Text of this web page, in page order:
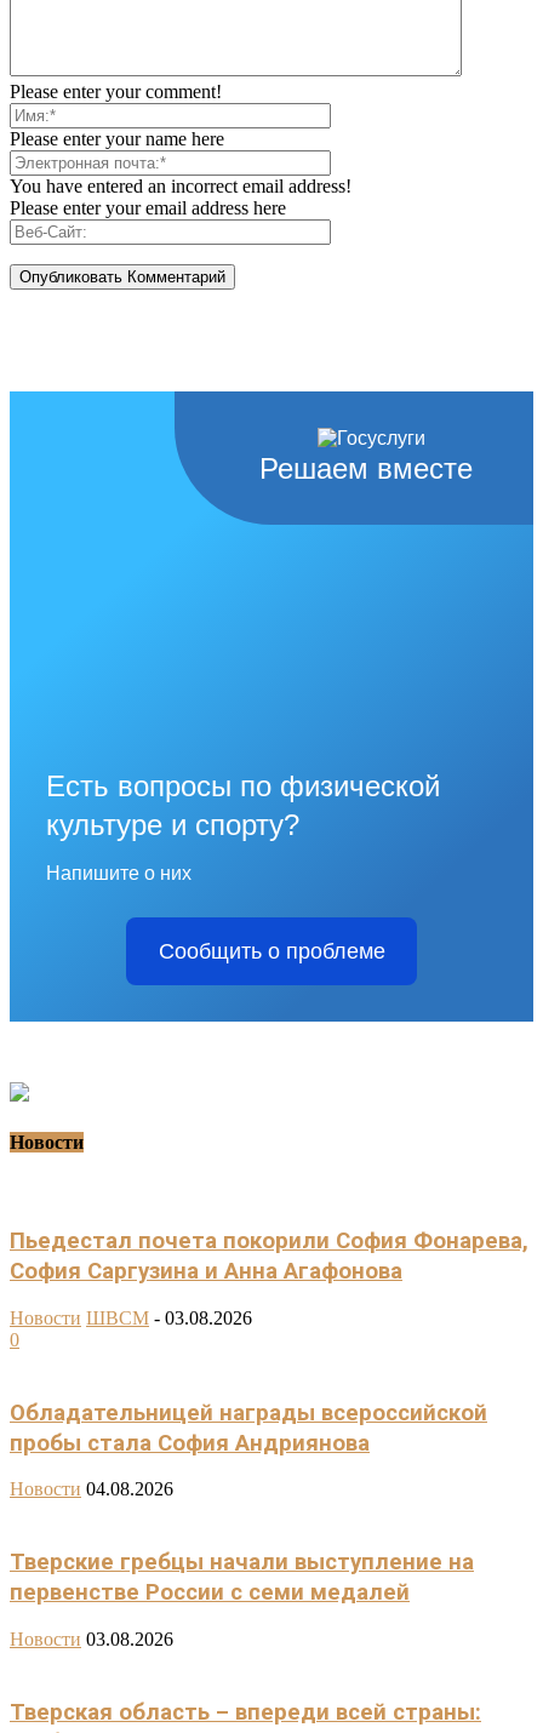
Please enter your comment!
Please enter your name here
You have entered an incorrect email address!
Please enter your email address here
Решаем вместе
Есть вопросы по физической
культуре и спорту?
Напишите о них
Сообщить о проблеме
Новости
Пьедестал почета покорили София Фонарева,
София Саргузина и Анна Агафонова
Новости ШВСМ - 03.08.2026
0
Обладательницей награды всероссийской
пробы стала София Андриянова
Новости 04.08.2026
Тверские гребцы начали выступление на
первенстве России с семи медалей
Новости 03.08.2026
Тверская область – впереди всей страны: